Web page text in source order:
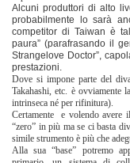
Alcuni produttori di alto
probabilmente lo sarà
competitor di Taiwan è
paura” (parafrasando il
Strangelove Doctor”,
prestazioni.
Dove si impone parte del
Takahashi, etc. è ovviamente
intrinseca né per rifinitura).
Certamente e volendo avere
“zero” in più ma se ci basta
simile strumento è più che
Alla sua “base” potremo